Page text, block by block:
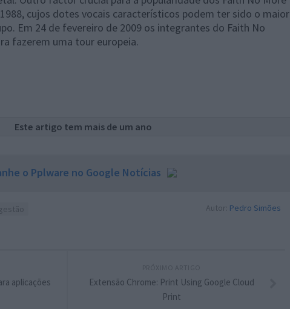
cujos dotes vocais característicos podem ter sido o maior
Em 24 de fevereiro de 2009 os integrantes do Faith No
fazerem uma tour europeia.
Este artigo tem mais de um ano
o Pplware no Google Notícias
Autor: Pedro Simões
Extensão Chrome: Print Using Google Cloud
Print
aplicações